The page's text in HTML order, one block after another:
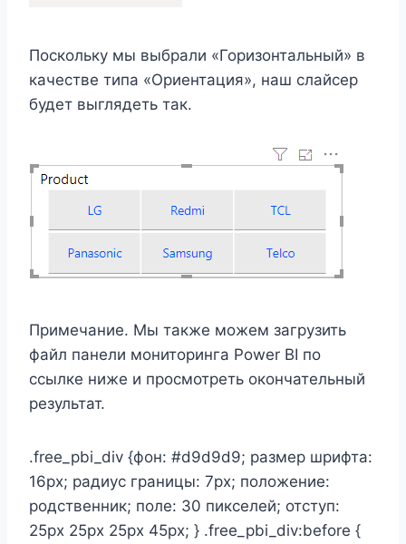
Поскольку мы выбрали «Горизонтальный» в
качестве типа «Ориентация», наш слайсер
будет выглядеть так.
Примечание. Мы также можем загрузить
файл панели мониторинга Power BI по
ссылке ниже и просмотреть окончательный
результат.
.free_pbi_div {фон: #d9d9d9; размер шрифта:
16px; радиус границы: 7px; положение:
родственник; поле: 30 пикселей; отступ:
25px 25px 25px 45px; } .free_pbi_div:before {